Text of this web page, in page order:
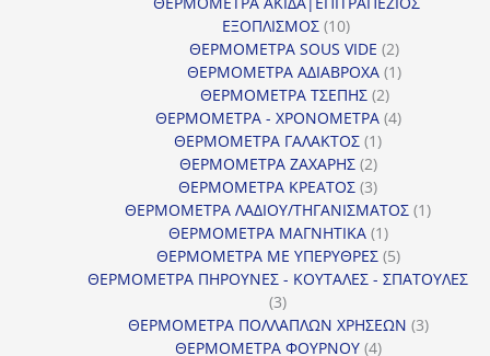
ΕΞΟΠΛΙΣΜΟΣ 1010
προϊόντα
ΘΕΡΜΟΜΕΤΡΑ SOUS VIDE 22
προϊόντα
ΘΕΡΜΟΜΕΤΡΑ ΑΔΙΑΒΡΟΧΑ 11
ΘΕΡΜΟΜΕΤΡΑ ΤΣΕΠΗΣ 22
προϊόντα
ΘΕΡΜΟΜΕΤΡΑ - ΧΡΟΝΟΜΕΤΡΑ 44
ΘΕΡΜΟΜΕΤΡΑ ΓΑΛΑΚΤΟΣ 11
προϊόν
ΘΕΡΜΟΜΕΤΡΑ ΖΑΧΑΡΗΣ 22
προϊόντα
ΘΕΡΜΟΜΕΤΡΑ ΚΡΕΑΤΟΣ 33
προϊόντα
ΘΕΡΜΟΜΕΤΡΑ ΛΑΔΙΟΥ/ΤΗΓΑΝΙΣΜΑΤΟΣ 11
ΘΕΡΜΟΜΕΤΡΑ ΜΑΓΝΗΤΙΚΑ 11
προϊόν
ΘΕΡΜΟΜΕΤΡΑ ΜΕ ΥΠΕΡΥΘΡΕΣ 55
προϊόντα
ΘΕΡΜΟΜΕΤΡΑ ΠΗΡΟΥΝΕΣ - ΚΟΥΤΑΛΕΣ - ΣΠΑΤΟΥΛΕΣ
33
προϊόντα
ΘΕΡΜΟΜΕΤΡΑ ΠΟΛΛΑΠΛΩΝ ΧΡΗΣΕΩΝ 33
ΘΕΡΜΟΜΕΤΡΑ ΦΟΥΡΝΟΥ 44